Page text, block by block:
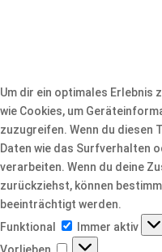
Um dir ein optimales Erlebnis
wie Cookies, um
zuzugreifen. Wenn du diesen
Daten wie das Surfverhalten
verarbeiten. Wenn du deine
zurückziehst, können
beeinträchtigt werden.
Funktional
Funktional
Immer aktiv
Vorlieben
Vorlieben